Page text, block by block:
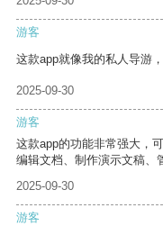
游客
这款app就像我的私人导游
2025-09-30
游客
这款app的功能非常强大，
编辑文档、制作演示文稿、
2025-09-30
游客